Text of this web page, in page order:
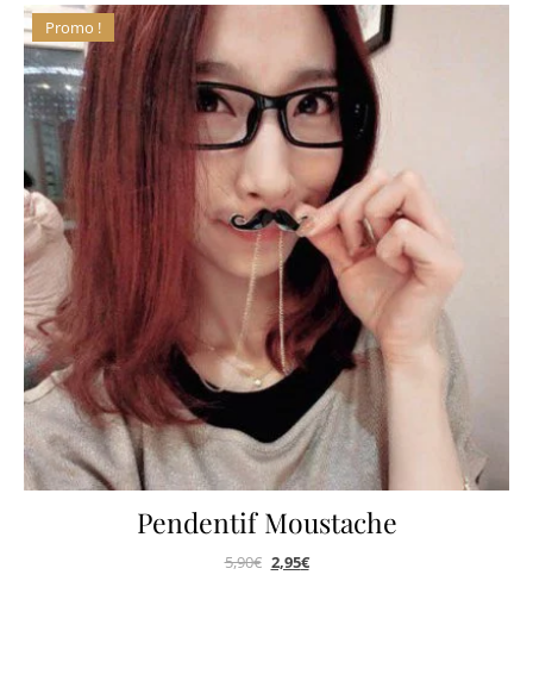
Promo !
Pendentif Moustache
5,90€ 2,95€